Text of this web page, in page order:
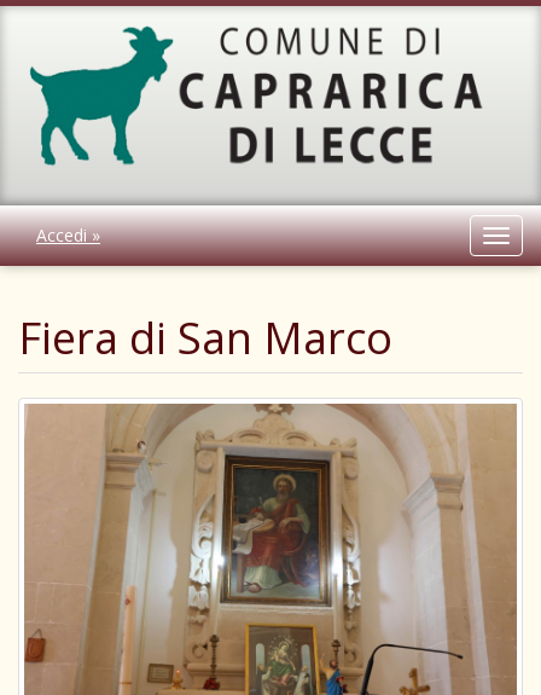
Accedi »
Fiera di San Marco